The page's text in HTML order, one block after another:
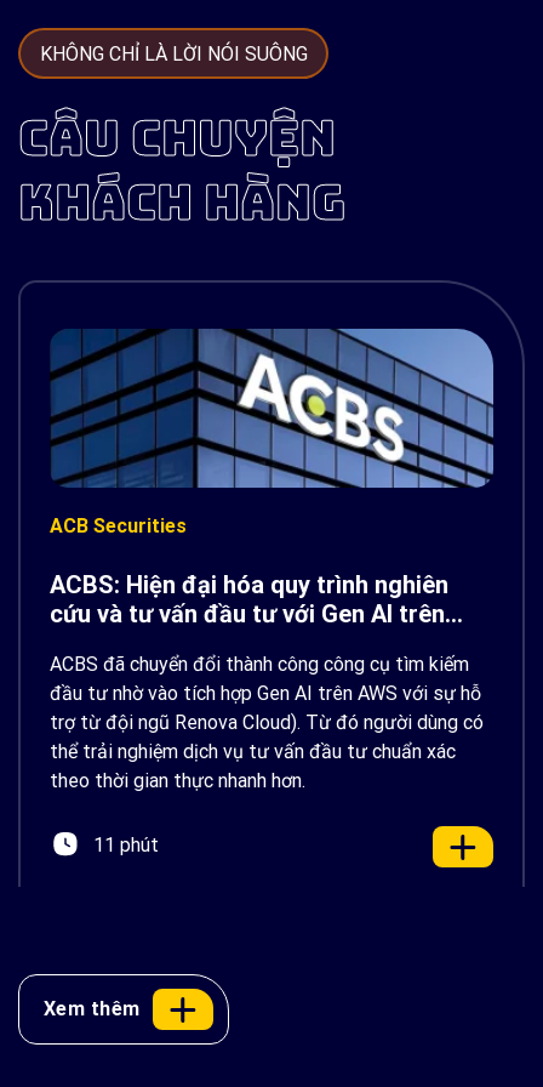
KHÔNG CHỈ LÀ LỜI NÓI SUÔNG
CÂU CHUYỆN
KHÁCH HÀNG
ACB Securities
ACBS: Hiện đại hóa quy trình nghiên
cứu và tư vấn đầu tư với Gen AI trên
ACBS đã chuyển đổi thành công công cụ tìm kiếm
đầu tư nhờ vào tích hợp Gen AI trên AWS với sự hỗ
trợ từ đội ngũ Renova Cloud). Từ đó người dùng có
thể trải nghiệm dịch vụ tư vấn đầu tư chuẩn xác
theo thời gian thực nhanh hơn.
11 phút
Xem thêm